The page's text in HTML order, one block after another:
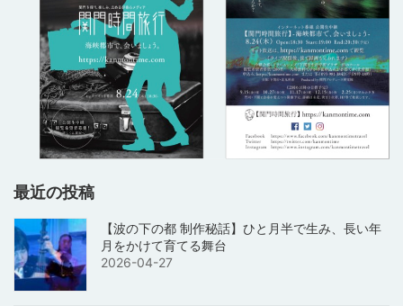
最近の投稿
【波の下の都 制作秘話】ひと月半で生み、長い年
月をかけて育てる舞台
2026-04-27